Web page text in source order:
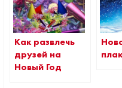
Как развлечь
друзей на
Новый Год